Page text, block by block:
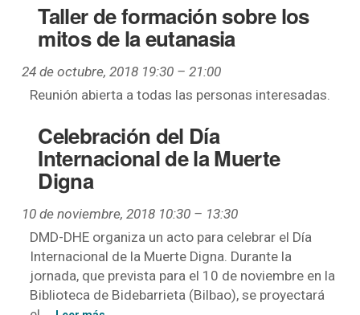
Taller de formación sobre los
mitos de la eutanasia
24 de octubre, 2018 19:30 –21:00
Reunión abierta a todas las personas interesadas.
Celebración del Día
Internacional de la Muerte
Digna
10 de noviembre, 2018 10:30 – 13:30
DMD-DHE organiza un acto para celebrar el Día
Internacional de la Muerte Digna. Durante la
jornada, que prevista para el 10 de noviembre en la
Biblioteca de Bidebarrieta (Bilbao), se proyectará